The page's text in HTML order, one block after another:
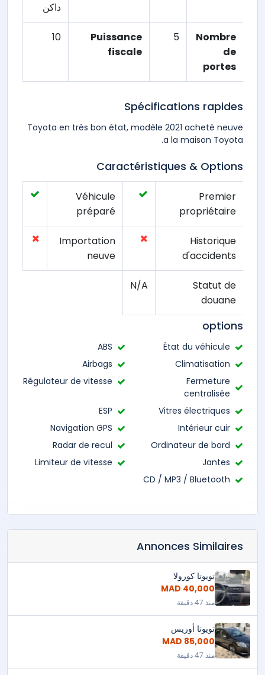
داكن
Nombre
de
portes
5
Puissance
fiscale
10
Spécifications rapides
Toyota en très bon état, modèle 2021 acheté neuve
a la maison Toyota.
Caractéristiques & Options
Premier
propriétaire
Véhicule
préparé
Historique
d'accidents
Importation
neuve
Statut de
douane
N/A
options
État du véhicule
ABS
Climatisation
Airbags
Fermeture
centralisée
Régulateur de vitesse
Vitres électriques
ESP
Intérieur cuir
Navigation GPS
Ordinateur de bord
Radar de recul
Jantes
Limiteur de vitesse
CD / MP3 / Bluetooth
Annonces Similaires
تويوتا كورولا
40,000 MAD
منذ 47 دقيقة
تويوتا أوريس
85,000 MAD
منذ 47 دقيقة